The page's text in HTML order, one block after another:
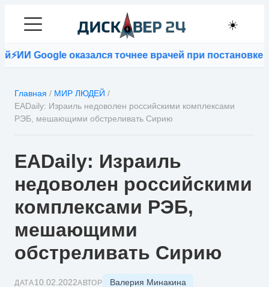
☀️
оказался точнее врачей при постановке
Главная / МИР ЛЮДЕЙ /
EADaily: Израиль недоволен российскими комплексами
РЭБ, мешающими обстреливать Сирию
EADaily: Израиль
недоволен российскими
комплексами РЭБ,
мешающими
обстреливать Сирию
ДАТА10.02.2022АВТОР Валерия Минакина